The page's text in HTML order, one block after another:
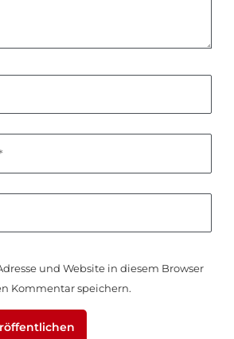
und Website in diesem Browser
Kommentar speichern.